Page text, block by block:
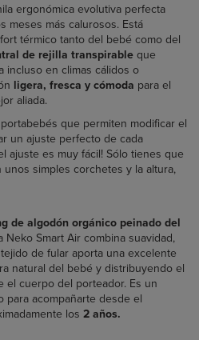
ergonómica evolutiva perfecta
meses más calurosos. Está
térmico tanto del bebé como del
de rejilla transpirable que
incluso en climas cálidos o
ligera, fresca y cómoda para el
aliada.
que permiten modificar el
un ajuste perfecto de cada
ajuste es muy fácil! Sólo tienes que
unos simples corchetes y la altura,
de algodón orgánico peinado del
Neko Smart Air combina suavidad,
de fular aporta una excelente
natural del bebé y distribuyendo el
el cuerpo del porteador. Es un
acompañarte desde el
los 2 años.